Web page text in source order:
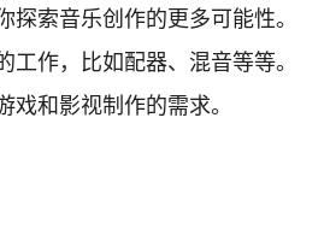
索音乐创作的更多可能性。
作，比如配器、混音等等。
和影视制作的需求。